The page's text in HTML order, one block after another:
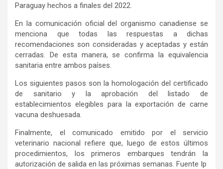
Paraguay hechos a finales del 2022.
En la comunicación oficial del organismo canadiense se
menciona que todas las respuestas a dichas
recomendaciones son consideradas y aceptadas y están
cerradas. De esta manera, se confirma la equivalencia
sanitaria entre ambos países.
Los siguientes pasos son la homologación del certificado
de sanitario y la aprobación del listado de
establecimientos elegibles para la exportación de carne
vacuna deshuesada.
Finalmente, el comunicado emitido por el servicio
veterinario nacional refiere que, luego de estos últimos
procedimientos, los primeros embarques tendrán la
autorización de salida en las próximas semanas. Fuente Ip